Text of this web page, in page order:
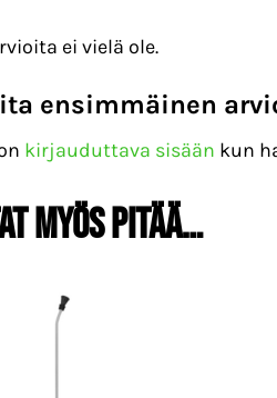
ei vielä ole.
ensimmäinen arvio
kirjauduttava sisään kun
myös pitää…